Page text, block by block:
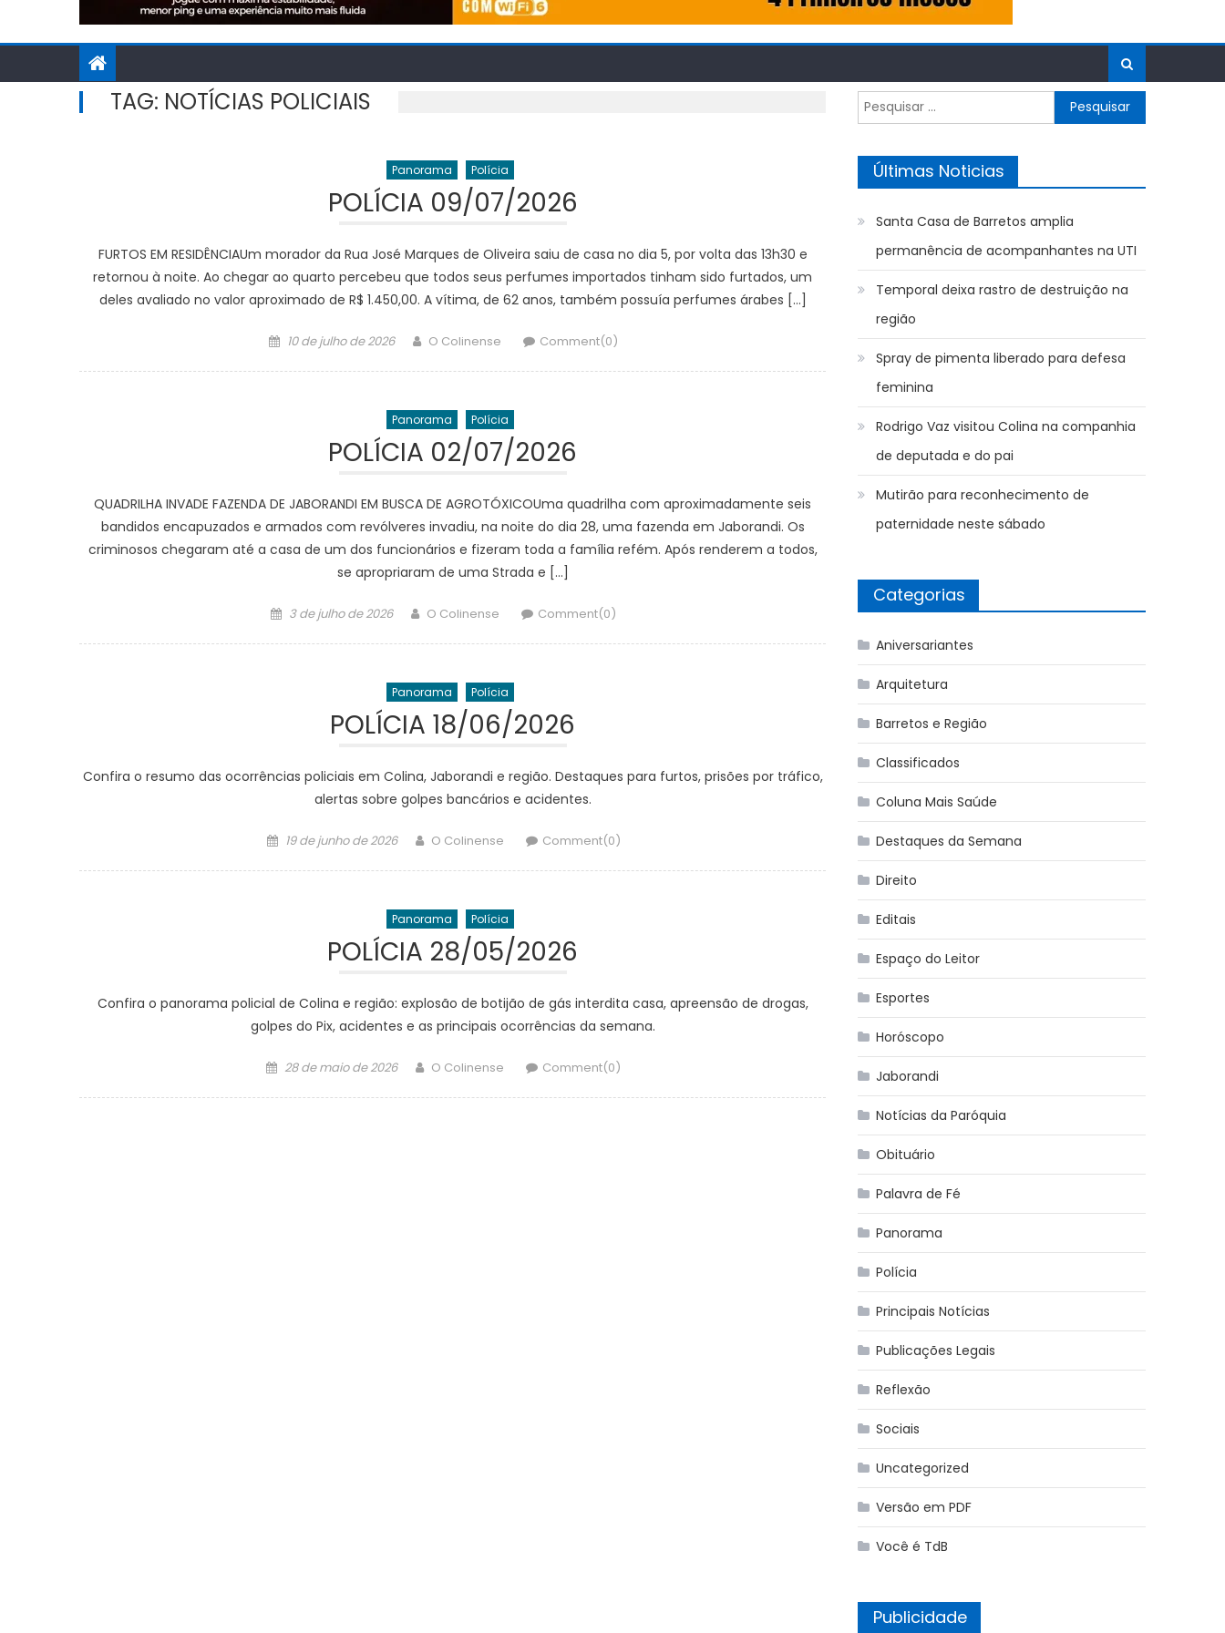
TAG: NOTÍCIAS POLICIAIS
Panorama Polícia
POLÍCIA 09/07/2026
FURTOS EM RESIDÊNCIAUm morador da Rua José Marques de Oliveira saiu de casa no dia 5, por volta das 13h30 e
retornou à noite. Ao chegar ao quarto percebeu que todos seus perfumes importados tinham sido furtados, um
deles avaliado no valor aproximado de R$ 1.450,00. A vítima, de 62 anos, também possuía perfumes árabes […]
Posted
10 de julho de 2026 Author
O Colinense Comment(0)
Panorama Polícia
POLÍCIA 02/07/2026
QUADRILHA INVADE FAZENDA DE JABORANDI EM BUSCA DE AGROTÓXICOUma quadrilha com aproximadamente seis
bandidos encapuzados e armados com revólveres invadiu, na noite do dia 28, uma fazenda em Jaborandi. Os
criminosos chegaram até a casa de um dos funcionários e fizeram toda a família refém. Após renderem a todos,
se apropriaram de uma Strada e […]
Posted
3 de julho de 2026 Author
O Colinense Comment(0)
Panorama Polícia
POLÍCIA 18/06/2026
Confira o resumo das ocorrências policiais em Colina, Jaborandi e região. Destaques para furtos, prisões por tráfico,
alertas sobre golpes bancários e acidentes.
Posted
19 de junho de 2026 Author
O Colinense Comment(0)
Panorama Polícia
POLÍCIA 28/05/2026
Confira o panorama policial de Colina e região: explosão de botijão de gás interdita casa, apreensão de drogas,
golpes do Pix, acidentes e as principais ocorrências da semana.
Posted
28 de maio de 2026 Author
O Colinense Comment(0)
Pesquisar
por:
Últimas Noticias
Santa Casa de Barretos amplia
permanência de acompanhantes na UTI
Temporal deixa rastro de destruição na
região
Spray de pimenta liberado para defesa
feminina
Rodrigo Vaz visitou Colina na companhia
de deputada e do pai
Mutirão para reconhecimento de
paternidade neste sábado
Categorias
Aniversariantes
Arquitetura
Barretos e Região
Classificados
Coluna Mais Saúde
Destaques da Semana
Direito
Editais
Espaço do Leitor
Esportes
Horóscopo
Jaborandi
Notícias da Paróquia
Obituário
Palavra de Fé
Panorama
Polícia
Principais Notícias
Publicações Legais
Reflexão
Sociais
Uncategorized
Versão em PDF
Você é TdB
Publicidade